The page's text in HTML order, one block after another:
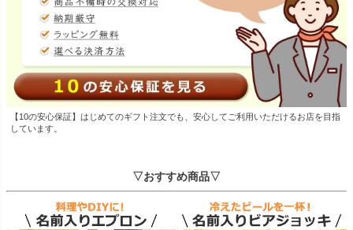
【10の安心保証】はじめてのギフト注文でも、安心してご利用いただけるお店を目指
しています。
▽おすすめ商品▽